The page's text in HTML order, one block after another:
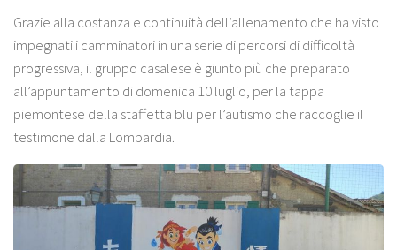
Grazie alla costanza e continuità dell’allenamento che ha visto
impegnati i camminatori in una serie di percorsi di difficoltà
progressiva, il gruppo casalese è giunto più che preparato
all’appuntamento di domenica 10 luglio, per la tappa
piemontese della staffetta blu per l’autismo che raccoglie il
testimone dalla Lombardia.